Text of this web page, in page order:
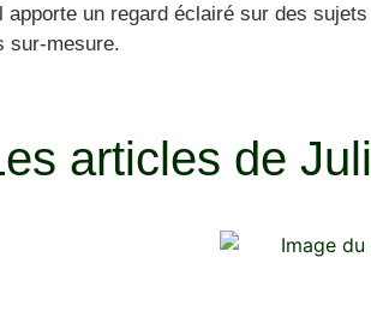
un regard éclairé sur des
sur-mesure.
articles de